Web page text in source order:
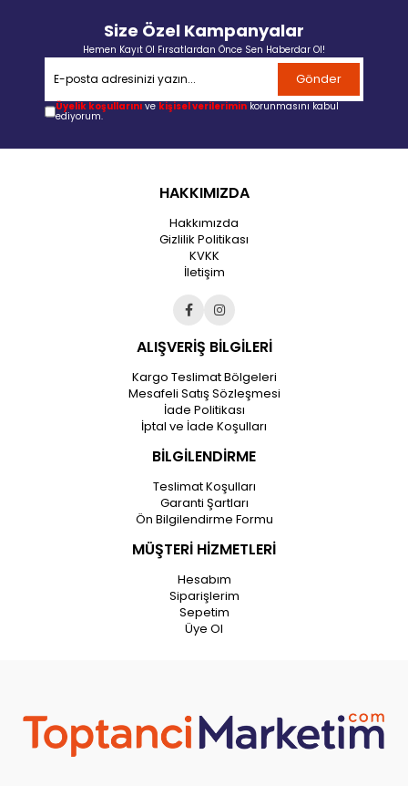
Size Özel Kampanyalar
Hemen Kayıt Ol Fırsatlardan Önce Sen Haberdar Ol!
Gönder
Üyelik koşullarını ve kişisel verilerimin korunmasını kabul
ediyorum.
HAKKIMIZDA
Hakkımızda
Gizlilik Politikası
KVKK
İletişim
ALIŞVERİŞ BİLGİLERİ
Kargo Teslimat Bölgeleri
Mesafeli Satış Sözleşmesi
İade Politikası
İptal ve İade Koşulları
BİLGİLENDİRME
Teslimat Koşulları
Garanti Şartları
Ön Bilgilendirme Formu
MÜŞTERİ HİZMETLERİ
Hesabım
Siparişlerim
Sepetim
Üye Ol